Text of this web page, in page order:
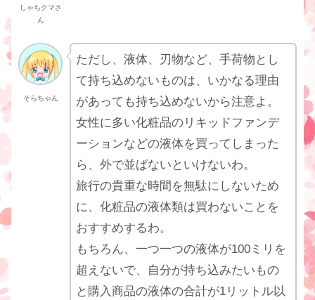
しゃちクマさ
ん
そらちゃん
ただし、液体、刃物など、手荷物とし
て持ち込めないものは、いかなる理由
があっても持ち込めないから注意よ。
女性に多い化粧品のリキッドファンデ
ーションなどの液体を買ってしまった
ら、外で並ばないといけないわ。
旅行の貴重な時間を無駄にしないため
に、化粧品の液体類は買わないことを
おすすめするわ。
もちろん、一つ一つの液体が100ミリを
超えないで、自分が持ち込みたいもの
と購入商品の液体の合計が1リットル以